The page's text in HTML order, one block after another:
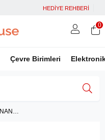
HEDİYE REHBERİ
Çevre Birimleri
0
TP-LINK TL-PA4010KIT AV600 NANO POWERLINE ADAPTÖR